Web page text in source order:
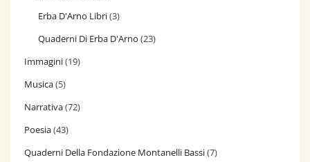
Erba D'Arno Libri(3)
Quaderni Di Erba D'Arno (23)
Immagini(19)
Musica(5)
Narrativa(72)
Poesia(43)
Quaderni Della Fondazione Montanelli Bassi(7)